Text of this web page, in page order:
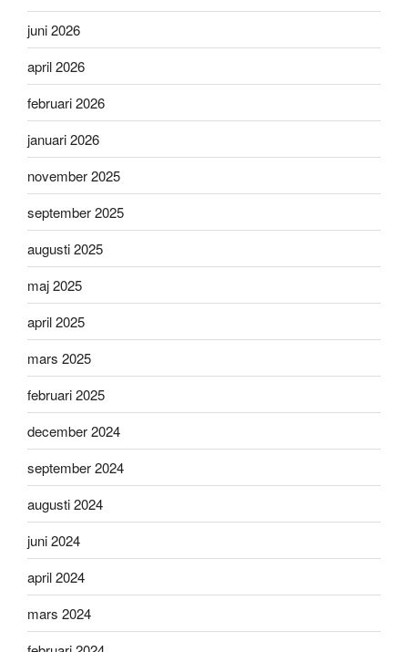
juni 2026
april 2026
februari 2026
januari 2026
november 2025
september 2025
augusti 2025
maj 2025
april 2025
mars 2025
februari 2025
december 2024
september 2024
augusti 2024
juni 2024
april 2024
mars 2024